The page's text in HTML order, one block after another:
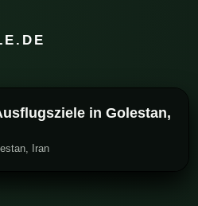
in Golestan,
Iran